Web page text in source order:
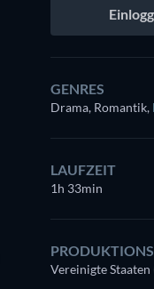
GENRES
Drama, Romantik,
LAUFZEIT
1h 33min
Vereinigte Staaten